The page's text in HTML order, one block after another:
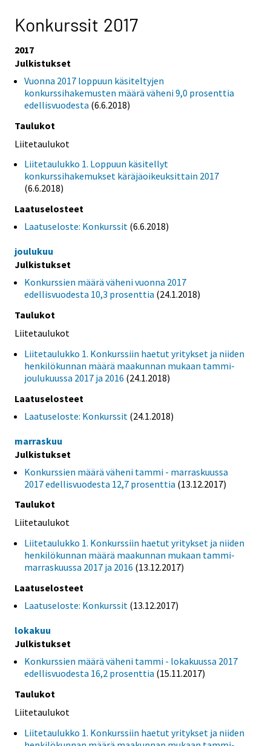
Konkurssit 2017
2017
Julkistukset
Vuonna 2017 loppuun käsiteltyjen
konkurssihakemusten määrä väheni 9,0 prosenttia
edellisvuodesta (6.6.2018)
Taulukot
Liitetaulukot
Liitetaulukko 1. Loppuun käsitellyt
konkurssihakemukset käräjäoikeuksittain 2017
(6.6.2018)
Laatuselosteet
Laatuseloste: Konkurssit (6.6.2018)
joulukuu
Julkistukset
Konkurssien määrä väheni vuonna 2017
edellisvuodesta 10,3 prosenttia (24.1.2018)
Taulukot
Liitetaulukot
Liitetaulukko 1. Konkurssiin haetut yritykset ja niiden
henkilökunnan määrä maakunnan mukaan tammi-
joulukuussa 2017 ja 2016 (24.1.2018)
Laatuselosteet
Laatuseloste: Konkurssit (24.1.2018)
marraskuu
Julkistukset
Konkurssien määrä väheni tammi - marraskuussa
2017 edellisvuodesta 12,7 prosenttia (13.12.2017)
Taulukot
Liitetaulukot
Liitetaulukko 1. Konkurssiin haetut yritykset ja niiden
henkilökunnan määrä maakunnan mukaan tammi-
marraskuussa 2017 ja 2016 (13.12.2017)
Laatuselosteet
Laatuseloste: Konkurssit (13.12.2017)
lokakuu
Julkistukset
Konkurssien määrä väheni tammi - lokakuussa 2017
edellisvuodesta 16,2 prosenttia (15.11.2017)
Taulukot
Liitetaulukot
Liitetaulukko 1. Konkurssiin haetut yritykset ja niiden